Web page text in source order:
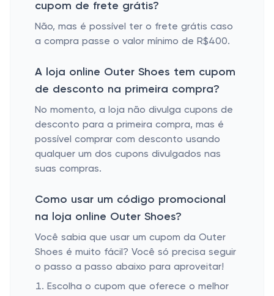
cupom de frete grátis?
Não, mas é possível ter o frete grátis caso
a compra passe o valor mínimo de R$400.
A loja online Outer Shoes tem cupom
de desconto na primeira compra?
No momento, a loja não divulga cupons de
desconto para a primeira compra, mas é
possível comprar com desconto usando
qualquer um dos cupons divulgados nas
suas compras.
Como usar um código promocional
na loja online Outer Shoes?
Você sabia que usar um cupom da Outer
Shoes é muito fácil? Você só precisa seguir
o passo a passo abaixo para aproveitar!
Escolha o cupom que oferece o melhor